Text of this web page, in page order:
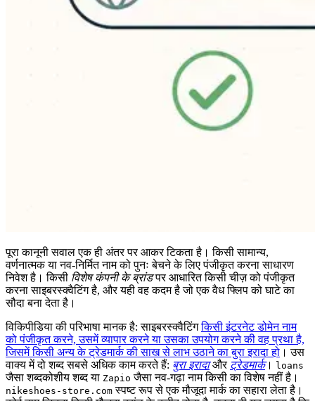
पूरा कानूनी सवाल एक ही अंतर पर आकर टिकता है। किसी सामान्य,
वर्णनात्मक या नव-निर्मित नाम को पुनः बेचने के लिए पंजीकृत करना साधारण
निवेश है। किसी विशेष कंपनी के ब्रांडपर आधारित किसी चीज़ को पंजीकृत
करना साइबरस्क्वैटिंग है, और यही वह कदम है जो एक वैध फ्लिप को घाटे का
सौदा बना देता है।
विकिपीडिया की परिभाषा मानक है: साइबरस्क्वैटिंगकिसी इंटरनेट डोमेन नाम
को पंजीकृत करने, उसमें व्यापार करने या उसका उपयोग करने की वह प्रथा है,
जिसमें किसी अन्य के ट्रेडमार्क की साख से लाभ उठाने का बुरा इरादा हो । उस
वाक्य में दो शब्द सबसे अधिक काम करते हैं: बुरा इरादाऔर ट्रेडमार्क। loans
जैसा शब्दकोशीय शब्द या Zapio जैसा नव-गढ़ा नाम किसी का विशेष नहीं है।
nikeshoes-store.com स्पष्ट रूप से एक मौजूदा मार्क का सहारा लेता है।